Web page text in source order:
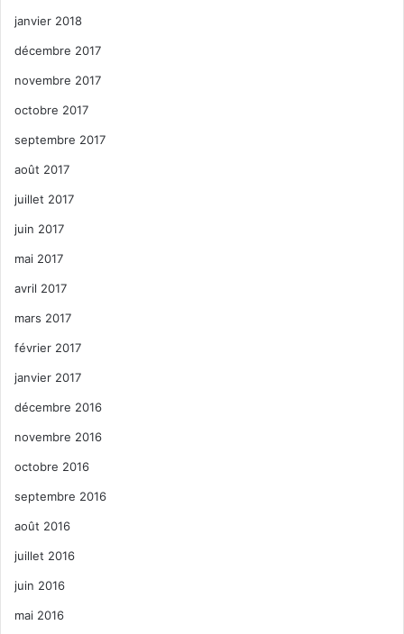
janvier 2018
décembre 2017
novembre 2017
octobre 2017
septembre 2017
août 2017
juillet 2017
juin 2017
mai 2017
avril 2017
mars 2017
février 2017
janvier 2017
décembre 2016
novembre 2016
octobre 2016
septembre 2016
août 2016
juillet 2016
juin 2016
mai 2016